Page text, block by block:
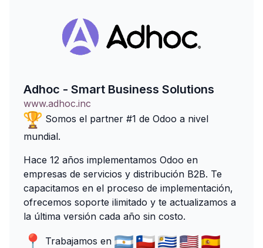
Adhoc - Smart Business Solutions
www.adhoc.inc
Somos el partner #1 de Odoo a nivel
mundial.
Hace 12 años implementamos Odoo en
empresas de servicios y distribución B2B. Te
capacitamos en el proceso de implementación,
ofrecemos soporte ilimitado y te actualizamos a
la última versión cada año sin costo.
Trabajamos en